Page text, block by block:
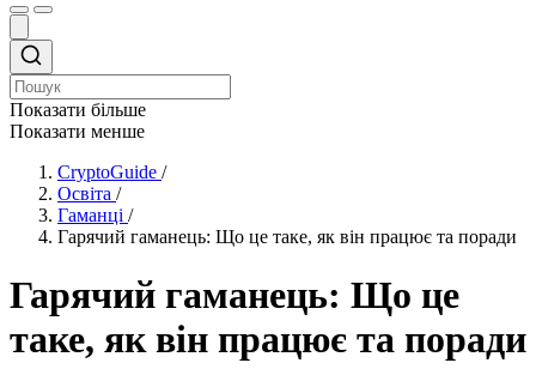
Показати більше
Показати менше
CryptoGuide /
Освіта /
Гаманці /
Гарячий гаманець: Що це таке, як він працює та поради
Гарячий гаманець: Що це
таке, як він працює та поради